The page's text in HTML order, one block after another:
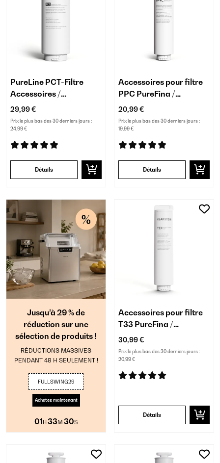
PureLine PCT-Filtre
Accessoires /
Remplacement
29,99 €
Prix le plus bas des 30 derniers jours :
24,99 €
Détails
Accessoires pour filtre
PPC PureFina /
remplacement
20,99 €
Prix le plus bas des 30 derniers jours :
19,99 €
Détails
Jusqu’à 29 % de
réduction sur une
sélection de produits !
RÉDUCTIONS MASSIVES
PENDANT 48 H SEULEMENT !
FULLSWING29
Achetez maintenant
01 H 33M 30S
Accessoires pour filtre
T33 PureFina /
remplacement
30,99 €
Prix le plus bas des 30 derniers jours :
20,99 €
Détails